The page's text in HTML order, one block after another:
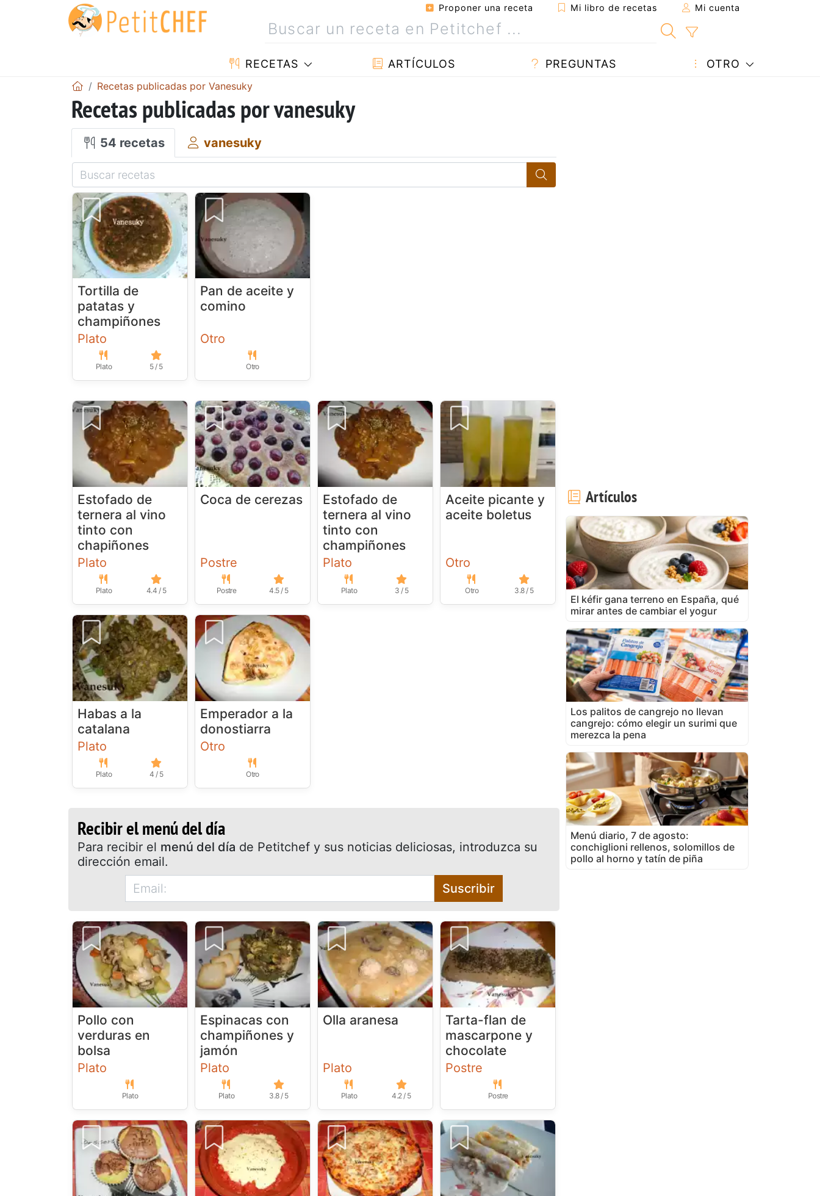
Proponer una receta Mi libro de recetas Mi cuenta
RECETAS ARTÍCULOS PREGUNTAS OTRO
Recetas publicadas por Vanesuky
Recetas publicadas por vanesuky
54 recetas vanesuky
Tortilla de
patatas y
champiñones
Plato
Plato 5 / 5
Pan de aceite y
comino
Otro
Otro
Estofado de
ternera al vino
tinto con
chapiñones
Plato
Plato 4.4 / 5
Coca de cerezas
Postre
Postre 4.5 / 5
Estofado de
ternera al vino
tinto con
champiñones
Plato
Plato 3 / 5
Aceite picante y
aceite boletus
Otro
Otro 3.8 / 5
Habas a la
catalana
Plato
Plato 4 / 5
Emperador a la
donostiarra
Otro
Otro
Recibir el menú del día
Para recibir el menú del día de Petitchef y sus noticias deliciosas, introduzca su
dirección email.
Suscribir
Pollo con
verduras en
bolsa
Plato
Plato
Espinacas con
champiñones y
jamón
Plato
Plato 3.8 / 5
Olla aranesa
Plato
Plato 4.2 / 5
Tarta-flan de
mascarpone y
chocolate
Postre
Postre
Artículos
El kéfir gana terreno en España, qué
mirar antes de cambiar el yogur
Los palitos de cangrejo no llevan
cangrejo: cómo elegir un surimi que
merezca la pena
Menú diario, 7 de agosto:
conchiglioni rellenos, solomillos de
pollo al horno y tatín de piña